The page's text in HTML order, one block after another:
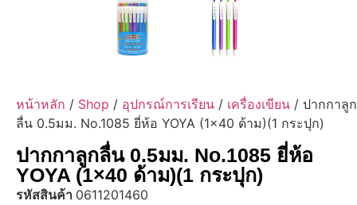
หน้าหลัก / Shop / อุปกรณ์การเรียน / เครื่องเขียน / ปากกาลูก
ลื่น 0.5มม. No.1085 ยี่ห้อ YOYA (1×40 ด้าม)(1 กระปุก)
ปากกาลูกลื่น 0.5มม. No.1085 ยี่ห้อ
YOYA (1×40 ด้าม)(1 กระปุก)
รหัสสินค้า 0611201460